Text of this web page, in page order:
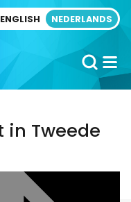
ENGLISH NEDERLANDS
in Tweede